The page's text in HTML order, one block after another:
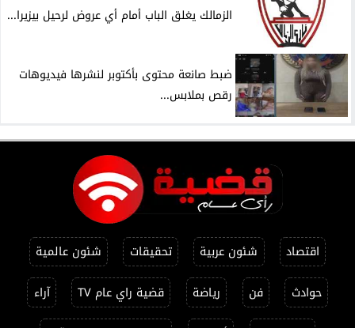
الزمالك يغلق الباب أمام أي عروض لرحيل بيزيرا...
ضبط صانعة محتوى بأكتوبر لنشرها فيديوهات
رقص بملابس...
اقتصاد شئون عربية تحقيقات
شئون عالمية
حوادث
فن رياضة قضية راي عام TV
آراء